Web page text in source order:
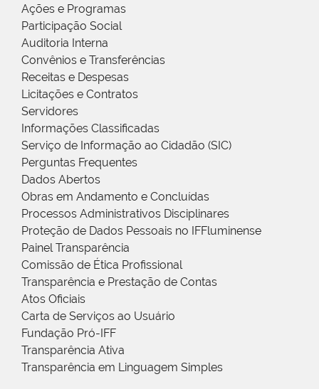
Ações e Programas
Participação Social
Auditoria Interna
Convênios e Transferências
Receitas e Despesas
Licitações e Contratos
Servidores
Informações Classificadas
Serviço de Informação ao Cidadão (SIC)
Perguntas Frequentes
Dados Abertos
Obras em Andamento e Concluídas
Processos Administrativos Disciplinares
Proteção de Dados Pessoais no IFFluminense
Painel Transparência
Comissão de Ética Profissional
Transparência e Prestação de Contas
Atos Oficiais
Carta de Serviços ao Usuário
Fundação Pró-IFF
Transparência Ativa
Transparência em Linguagem Simples